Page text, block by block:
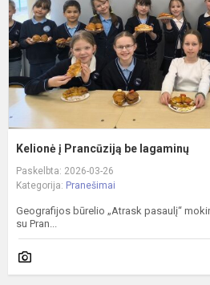
Kelionė į Prancūziją be lagaminų
Paskelbta: 2026-03-26
Kategorija: Pranešimai
Geografijos būrelio „Atrask pasaulį“
su Pran...